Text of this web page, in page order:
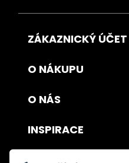
ZÁKAZNICKÝ ÚČET
O NÁKUPU
O NÁS
INSPIRACE
DOPRAVA A PLATBA